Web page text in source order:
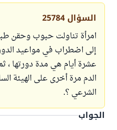
السؤال 25784
امرأة تناولت حبوب وحقن
إلى اضطراب في مواعيد
عشرة أيام هي مدة دورتها ،
الدم مرة أخرى على الهيئة
الشرعي ؟.
الجواب